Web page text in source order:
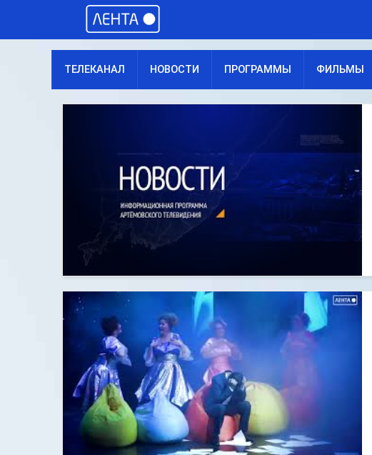
ТЕЛЕКАНАЛ НОВОСТИ ПРОГРАММЫ ФИЛЬМЫ